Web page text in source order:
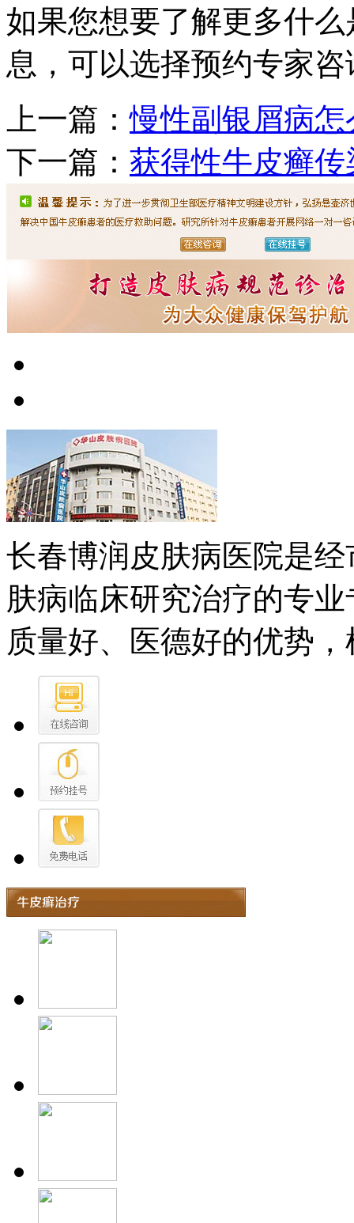
如果您想要了解更多什
息，可以选择预约专家
上一篇：慢性副银屑病怎
下一篇： 获得性牛皮癣传
长春博润皮肤病医院是
肤病临床研究治疗的专
质量好、医德好的优势